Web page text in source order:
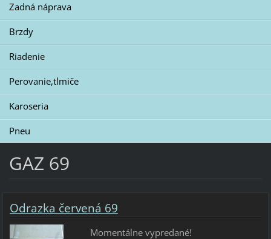
Zadná náprava
Brzdy
Riadenie
Perovanie,tlmiče
Karoseria
Pneu
GAZ 69
Odrazka červená 69
Momentálne vypredané!